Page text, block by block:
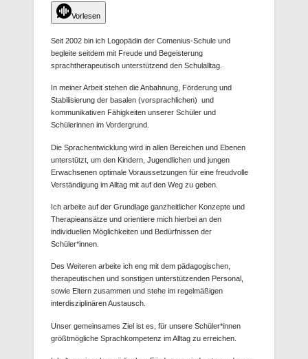
Vorlesen
Seit 2002 bin ich Logopädin der Comenius-Schule und
begleite seitdem mit Freude und Begeisterung
sprachtherapeutisch unterstützend den Schulalltag.
In meiner Arbeit stehen die Anbahnung, Förderung und
Stabilisierung der basalen (vorsprachlichen) und
kommunikativen Fähigkeiten unserer Schüler und
Schülerinnen im Vordergrund.
Die Sprachentwicklung wird in allen Bereichen und Ebenen
unterstützt, um den Kindern, Jugendlichen und jungen
Erwachsenen optimale Voraussetzungen für eine freudvolle
Verständigung im Alltag mit auf den Weg zu geben.
Ich arbeite auf der Grundlage ganzheitlicher Konzepte und
Therapieansätze und orientiere mich hierbei an den
individuellen Möglichkeiten und Bedürfnissen der
Schüler*innen.
Des Weiteren arbeite ich eng mit dem pädagogischen,
therapeutischen und sonstigen unterstützenden Personal,
sowie Eltern zusammen und stehe im regelmäßigen
interdisziplinären Austausch.
Unser gemeinsames Ziel ist es, für unsere Schüler*innen
größtmögliche Sprachkompetenz im Alltag zu erreichen.